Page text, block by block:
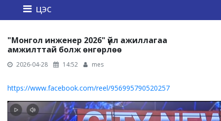
цэс
"Монгол инженер 2026" үйл ажиллагаа
амжилттай болж өнгөрлөө
2026-04-28 14:52 mes
https://www.facebook.com/reel/956995790520257